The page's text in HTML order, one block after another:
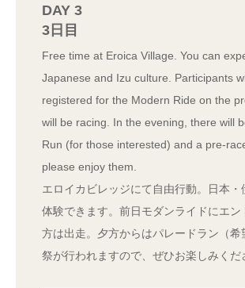
DAY 3
3日目
Free time at Eroica Village. You can
Japanese and Izu culture. Participants
registered for the Modern Ride on the
will be racing. In the evening, there will
Run (for those interested) and a pre-
please enjoy them.
エロイカビレッジにて自由行動。日本・
体験できます。前日モダンライドにエン
方は出走。夕方からはパレードラン（希
祭が行われますので、ぜひお楽しみくだ